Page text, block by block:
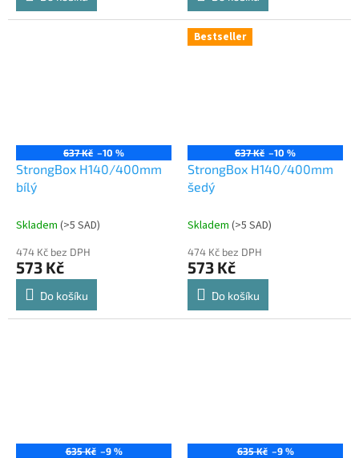
637 Kč –10 %
StrongBox H140/400mm
bílý
Skladem (>5 SAD)
474 Kč bez DPH
573 Kč
Do košíku
Bestseller
637 Kč –10 %
StrongBox H140/400mm
šedý
Skladem (>5 SAD)
474 Kč bez DPH
573 Kč
Do košíku
635 Kč –9 % 635 Kč –9 %